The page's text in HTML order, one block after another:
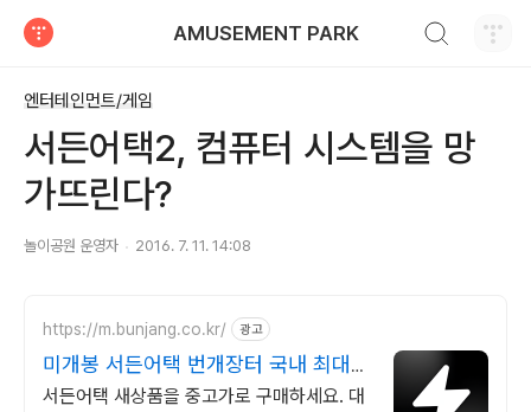
AMUSEMENT PARK
엔터테인먼트/게임
서든어택2, 컴퓨터 시스템을 망
가뜨린다?
놀이공원 운영자 2016. 7. 11. 14:08
https://m.bunjang.co.kr/ 광고
미개봉 서든어택 번개장터 국내 최대
브랜드 중고거래
서든어택 새상품을 중고가로 구매하세요. 대